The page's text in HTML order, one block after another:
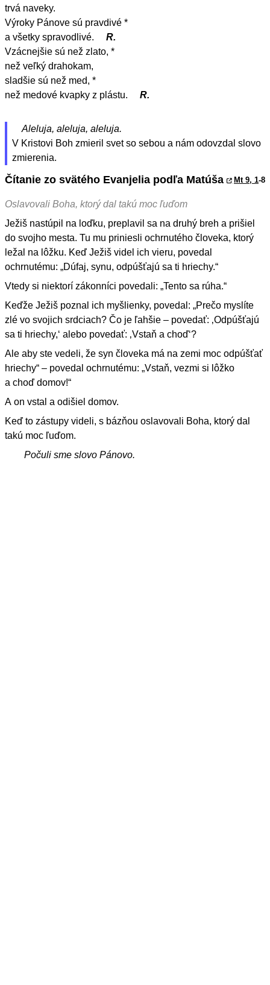
trvá naveky.
Výroky Pánove sú pravdivé *
a všetky spravodlivé.
R.
Vzácnejšie sú než zlato, *
než veľký drahokam,
sladšie sú než med, *
než medové kvapky z plástu.
R.
Aleluja, aleluja, aleluja.
V Kristovi Boh zmieril svet so sebou a nám odovzdal slovo
zmierenia.
Čítanie zo svätého Evanjelia podľa Matúša Mt 9, 1-8
Oslavovali Boha, ktorý dal takú moc ľuďom
Ježiš nastúpil na loďku, preplavil sa na druhý breh a prišiel
do svojho mesta. Tu mu priniesli ochrnutého človeka, ktorý
ležal na lôžku. Keď Ježiš videl ich vieru, povedal
ochrnutému: „Dúfaj, synu, odpúšťajú sa ti hriechy.“
Vtedy si niektorí zákonníci povedali: „Tento sa rúha.“
Keďže Ježiš poznal ich myšlienky, povedal: „Prečo myslíte
zlé vo svojich srdciach? Čo je ľahšie – povedať: ‚Odpúšťajú
sa ti hriechy,‘ alebo povedať: ‚Vstaň a choď‘?
Ale aby ste vedeli, že syn človeka má na zemi moc odpúšťať
hriechy“ – povedal ochrnutému: „Vstaň, vezmi si lôžko
a choď domov!“
A on vstal a odišiel domov.
Keď to zástupy videli, s bázňou oslavovali Boha, ktorý dal
takú moc ľuďom.
Počuli sme slovo Pánovo.